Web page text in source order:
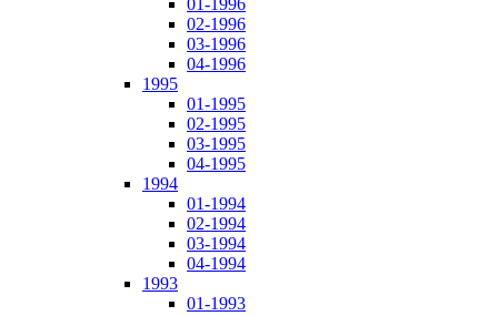
01-1996
02-1996
03-1996
04-1996
1995
01-1995
02-1995
03-1995
04-1995
1994
01-1994
02-1994
03-1994
04-1994
1993
01-1993